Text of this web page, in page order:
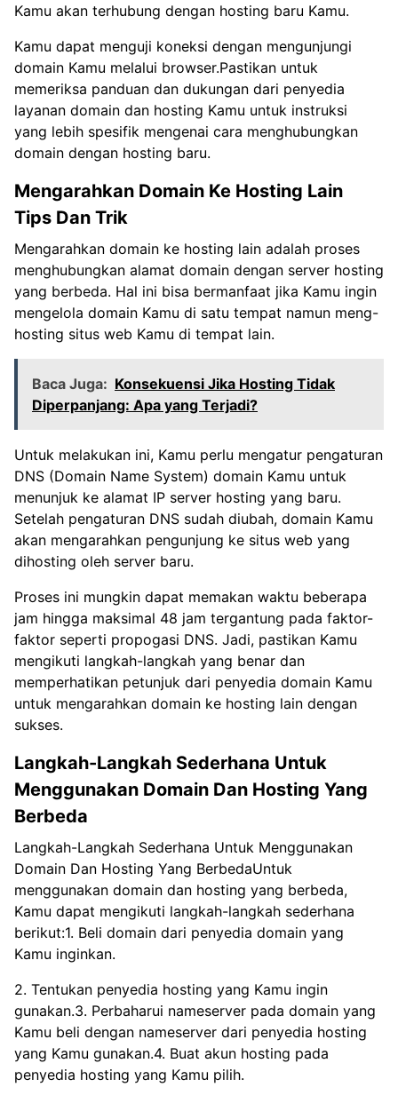
Kamu akan terhubung dengan hosting baru Kamu.
Kamu dapat menguji koneksi dengan mengunjungi
domain Kamu melalui browser.Pastikan untuk
memeriksa panduan dan dukungan dari penyedia
layanan domain dan hosting Kamu untuk instruksi
yang lebih spesifik mengenai cara menghubungkan
domain dengan hosting baru.
Mengarahkan Domain Ke Hosting Lain
Tips Dan Trik
Mengarahkan domain ke hosting lain adalah proses
menghubungkan alamat domain dengan server hosting
yang berbeda. Hal ini bisa bermanfaat jika Kamu ingin
mengelola domain Kamu di satu tempat namun meng-
hosting situs web Kamu di tempat lain.
Baca Juga: Konsekuensi Jika Hosting Tidak
Diperpanjang: Apa yang Terjadi?
Untuk melakukan ini, Kamu perlu mengatur pengaturan
DNS (Domain Name System) domain Kamu untuk
menunjuk ke alamat IP server hosting yang baru.
Setelah pengaturan DNS sudah diubah, domain Kamu
akan mengarahkan pengunjung ke situs web yang
dihosting oleh server baru.
Proses ini mungkin dapat memakan waktu beberapa
jam hingga maksimal 48 jam tergantung pada faktor-
faktor seperti propogasi DNS. Jadi, pastikan Kamu
mengikuti langkah-langkah yang benar dan
memperhatikan petunjuk dari penyedia domain Kamu
untuk mengarahkan domain ke hosting lain dengan
sukses.
Langkah-Langkah Sederhana Untuk
Menggunakan Domain Dan Hosting Yang
Berbeda
Langkah-Langkah Sederhana Untuk Menggunakan
Domain Dan Hosting Yang BerbedaUntuk
menggunakan domain dan hosting yang berbeda,
Kamu dapat mengikuti langkah-langkah sederhana
berikut:1. Beli domain dari penyedia domain yang
Kamu inginkan.
2. Tentukan penyedia hosting yang Kamu ingin
gunakan.3. Perbaharui nameserver pada domain yang
Kamu beli dengan nameserver dari penyedia hosting
yang Kamu gunakan.4. Buat akun hosting pada
penyedia hosting yang Kamu pilih.